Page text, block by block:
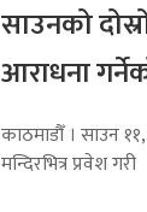
साउनको
आराधना
काठमाडौँ । साउन
मन्दिरभित्र प्रवेश गरी